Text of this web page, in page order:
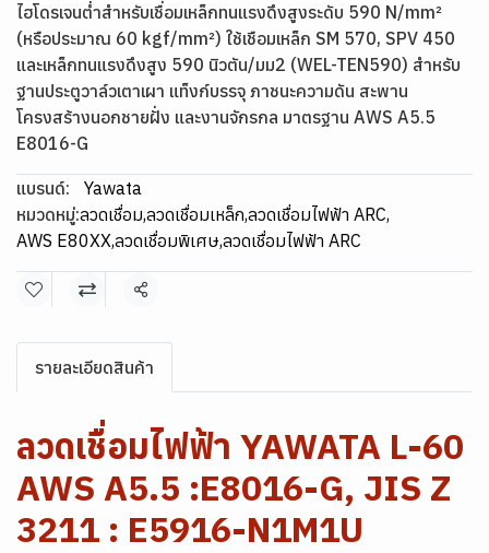
ไฮโดรเจนต่ำสำหรับเชื่อมเหล็กทนแรงดึงสูงระดับ 590 N/mm²
(หรือประมาณ 60 kgf/mm²) ใช้เชือมเหล็ก SM 570, SPV 450
และเหล็กทนแรงดึงสูง 590 นิวตัน/มม2 (WEL-TEN590) สำหรับ
ฐานประตูวาล์วเตาเผา แท็งก์บรรจุ ภาชนะความดัน สะพาน
โครงสร้างนอกชายฝั่ง และงานจักรกล มาตรฐาน AWS A5.5
E8016-G
แบรนด์:
Yawata
หมวดหมู่:ลวดเชื่อม,ลวดเชื่อมเหล็ก,ลวดเชื่อมไฟฟ้า ARC,
AWS E80XX,ลวดเชื่อมพิเศษ,ลวดเชื่อมไฟฟ้า ARC
แชร์
รายละเอียดสินค้า
ลวดเชื่อมไฟฟ้า YAWATA L-60
AWS A5.5 :E8016-G, JIS Z
3211 : E5916-N1M1U